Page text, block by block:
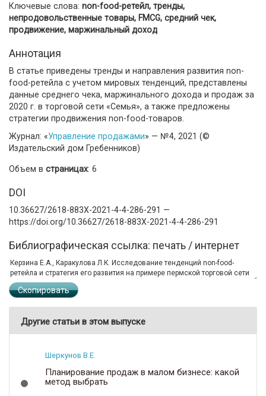
Ключевые слова: non-food-ретейл, тренды,
непродовольственные товары, FMCG, средний чек,
продвижение, маржинальный доход
Аннотация
В статье приведены тренды и направления развития non-
food-ретейла с учетом мировых тенденций, представлены
данные среднего чека, маржинального дохода и продаж за
2020 г. в торговой сети «Семья», а также предложены
стратегии продвижения non-food-товаров.
Журнал: «Управление продажами» — №4, 2021 (©
Издательский дом Гребенников)
Объем в страницах: 6
DOI
10.36627/2618-883X-2021-4-4-286-291 —
https://doi.org/10.36627/2618-883X-2021-4-4-286-291
Библиографическая ссылка: печать / интернет
Скопировать
Другие статьи в этом выпуске
Шеркунов В.Е.
Планирование продаж в малом бизнесе: какой
метод выбрать